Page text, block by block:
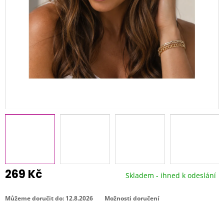
269 Kč
cena:
Skladem - ihned k odeslání
Můžeme doručit do: 12.8.2026 Možnosti doručení